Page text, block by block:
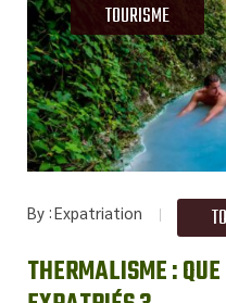
TOURISME
By Expatriation
THERMALISME :